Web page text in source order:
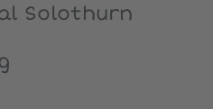
Solothurn